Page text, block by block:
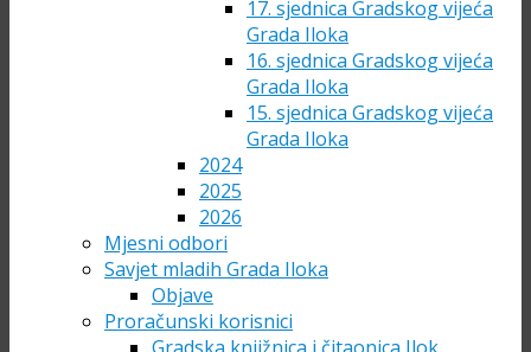
17. sjednica Gradskog vijeća
Grada Iloka
16. sjednica Gradskog vijeća
Grada Iloka
15. sjednica Gradskog vijeća
Grada Iloka
2024
2025
2026
Mjesni odbori
Savjet mladih Grada Iloka
Objave
Proračunski korisnici